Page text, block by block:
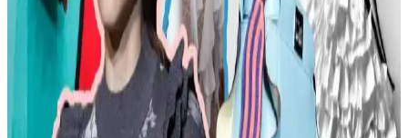
Kemer Tokalarının Moda ve Kültürel Anlamları:
Şehir ve Kırsal Alanlarda Algı Farkları
Kemer tokaları, kırsal ve şehir kültürlerinde farklı anlamlar taşır.
Kırsal bölgelerde başarı simgesi olan büyük tokalar, şehirlerde sade
ve uyumlu tasarımlarla tercih edilir. Stil ve özgüven belirleyicidir.